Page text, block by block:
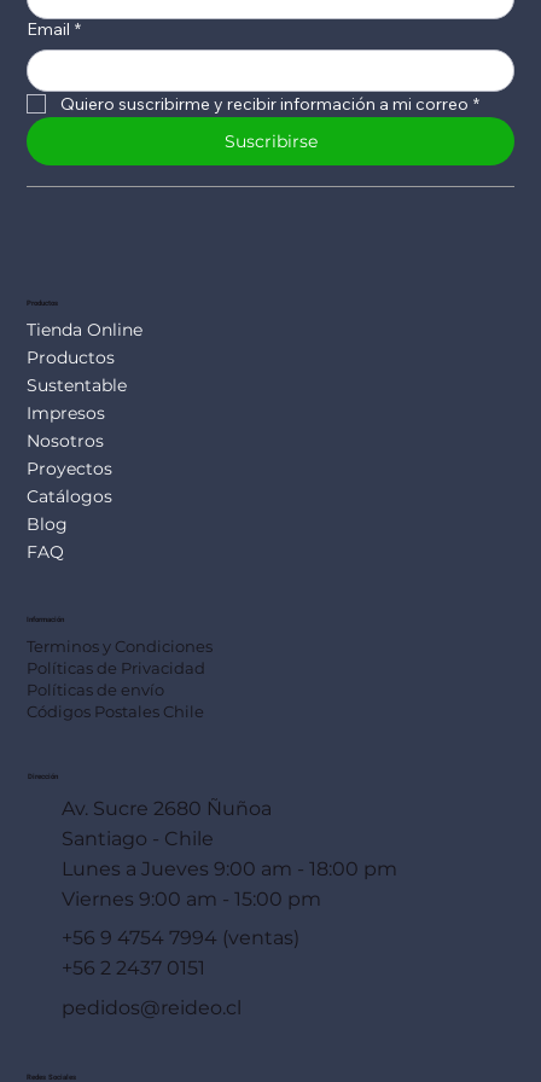
Email *
Quiero suscribirme y recibir información a mi correo *
Suscribirse
Productos
Tienda Online
Productos
Sustentable
Impresos
Nosotros
Proyectos
Catálogos
Blog
FAQ
Información
Terminos y Condiciones
Políticas de Privacidad
Políticas de envío
Códigos Postales Chile
Dirección
Av. Sucre 2680 Ñuñoa
Santiago - Chile
Lunes a Jueves 9:00 am - 18:00 pm
Viernes 9:00 am - 15:00 pm
+56 9 4754 7994 (ventas)
+56 2 2437 0151
pedidos@reideo.cl
Redes Sociales